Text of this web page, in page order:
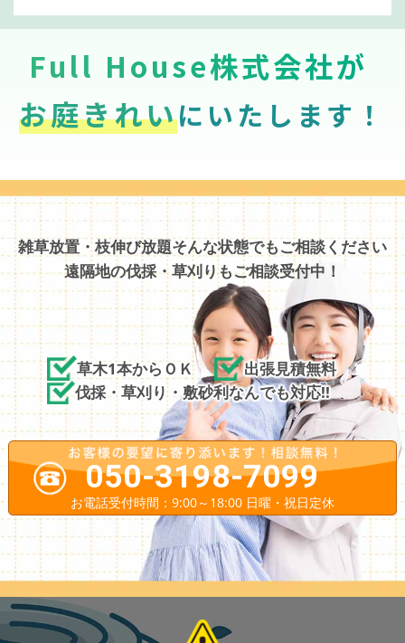
Full House株式会社が
お庭きれいにいたします！
雑草放置・枝伸び放題そんな状態でもご相談ください
遠隔地の伐採・草刈りもご相談受付中！
草木1本からＯＫ
出張見積無料
伐採・草刈り・敷砂利なんでも対応!!
050-3198-7099
お電話受付時間：9:00～18:00 日曜・祝日定休